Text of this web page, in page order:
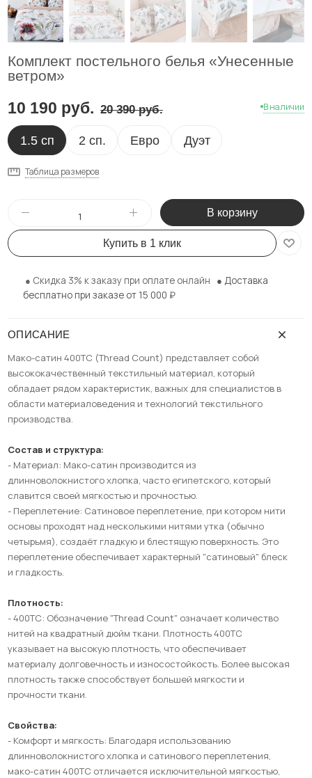
Комплект постельного белья «Унесенные
ветром»
10 190 руб. 20 390руб. В наличии
1.5 сп 2 сп. Евро Дуэт
Таблица размеров
В корзину
Купить в 1 клик
● Скидка 3% к заказу при оплате онлайн
● Доставка
бесплатно при заказе от 15 000 ₽
ОПИСАНИЕ
Мако-сатин 400ТС (Thread Count) представляет собой
высококачественный текстильный материал, который
обладает рядом характеристик, важных для специалистов в
области материаловедения и технологий текстильного
производства.
Состав и структура:
- Материал: Мако-сатин производится из
длинноволокнистого хлопка, часто египетского, который
славится своей мягкостью и прочностью.
- Переплетение: Сатиновое переплетение, при котором нити
основы проходят над несколькими нитями утка (обычно
четырьмя), создаёт гладкую и блестящую поверхность. Это
переплетение обеспечивает характерный "сатиновый" блеск
и гладкость.
Плотность:
- 400ТС: Обозначение "Thread Count" означает количество
нитей на квадратный дюйм ткани. Плотность 400ТС
указывает на высокую плотность, что обеспечивает
материалу долговечность и износостойкость. Более высокая
плотность также способствует большей мягкости и
прочности ткани.
Свойства:
- Комфорт и мягкость: Благодаря использованию
длинноволокнистого хлопка и сатинового переплетения,
мако-сатин 400ТС отличается исключительной мягкостью,